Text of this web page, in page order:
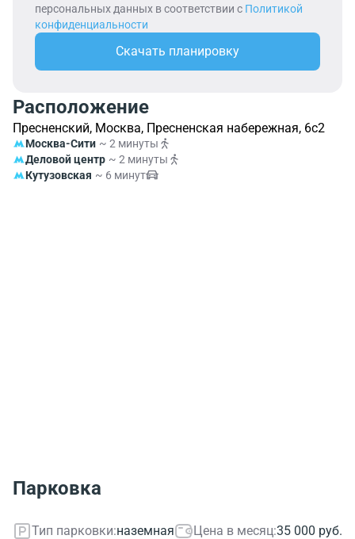
персональных данных в соответствии с Политикой
конфиденциальности
Скачать планировку
Расположение
Пресненский, Москва, Пресненская набережная, 6с2
Москва-Сити ~ 2 минуты
Деловой центр ~ 2 минуты
Кутузовская ~ 6 минут
Парковка
Тип парковки:наземная Цена в месяц:35 000 руб.